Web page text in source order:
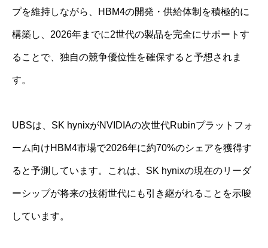
プを維持しながら、HBM4の開発・供給体制を積極的に
構築し、2026年までに2世代の製品を完全にサポートす
ることで、独自の競争優位性を確保すると予想されま
す。
UBSは、SK hynixがNVIDIAの次世代Rubinプラットフォ
ーム向けHBM4市場で2026年に約70%のシェアを獲得す
ると予測しています。これは、SK hynixの現在のリーダ
ーシップが将来の技術世代にも引き継がれることを示唆
しています。